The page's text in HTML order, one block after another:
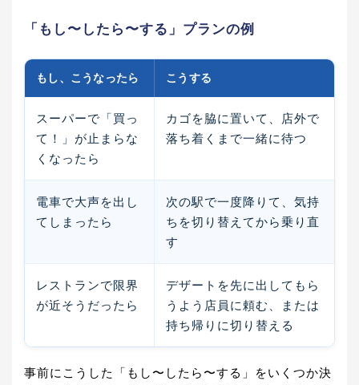
「もし〜したら〜する」プランの例
もし、こうなったら こうする
スーパーで「買っ
て！」が止まらな
くなったら
カゴを脇に置いて、店外で
落ち着くまで一緒に待つ
電車で大声を出し
てしまったら
次の駅で一度降りて、気持
ちを切り替えてから乗り直
す
レストランで限界
が近そうだったら
デザートを先に出してもら
うよう店員に頼む、または
持ち帰りに切り替える
事前にこうした「もし〜したら〜する」をいくつか決